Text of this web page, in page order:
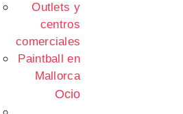
Outlets y
centros
comerciales
Paintball en
Mallorca
Ocio